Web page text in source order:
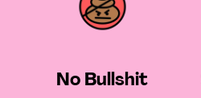
No Bullshit